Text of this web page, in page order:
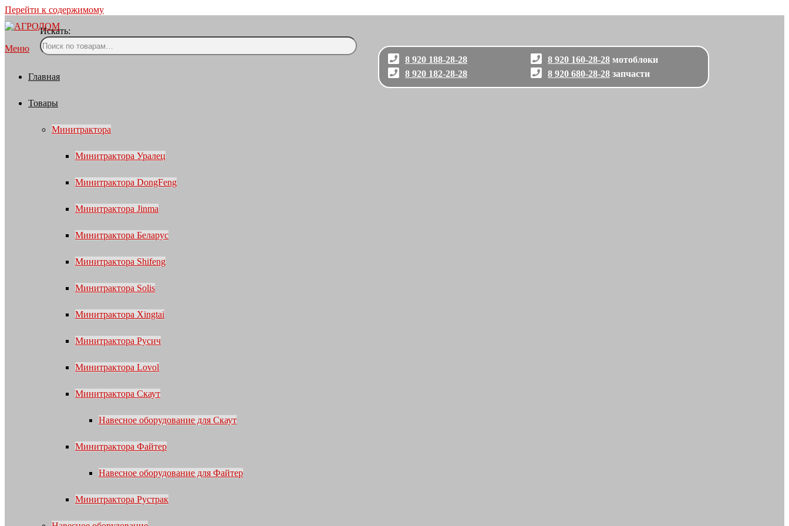
Перейти к содержимому
8 920 188-28-28
8 920 182-28-28
8 920 160-28-28 мотоблоки
8 920 680-28-28 запчасти
Искать:
Меню
Главная
Товары
Минитрактора
Минитрактора Уралец
Минитрактора DongFeng
Минитрактора Jinma
Минитрактора Беларус
Минитрактора Shifeng
Минитрактора Solis
Минитрактора Xingtai
Минитрактора Русич
Минитрактора Lovol
Минитрактора Скаут
Навесное оборудование для Скаут
Минитрактора Файтер
Навесное оборудование для Файтер
Минитрактора Рустрак